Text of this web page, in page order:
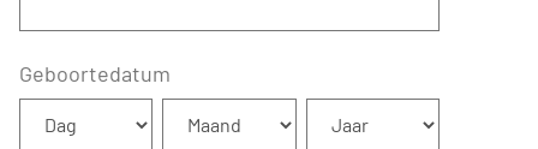
Geboortedatum